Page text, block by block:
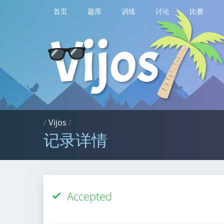
首页 题库 训练 讨论 比赛
/Vijos /
记录详情
Accepted